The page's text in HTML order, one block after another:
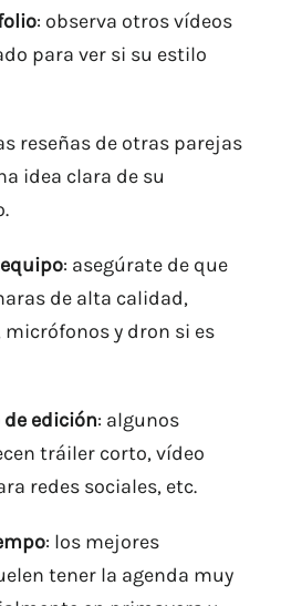
: observa otros vídeos
para ver si su estilo
reseñas de otras parejas
idea clara de su
: asegúrate de que
de alta calidad,
y dron si es
edición: algunos
tráiler corto, vídeo
redes sociales, etc.
: los mejores
tener la agenda muy